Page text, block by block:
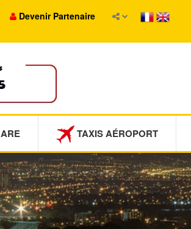
Devenir Partenaire
TAXIS AÉROPORT